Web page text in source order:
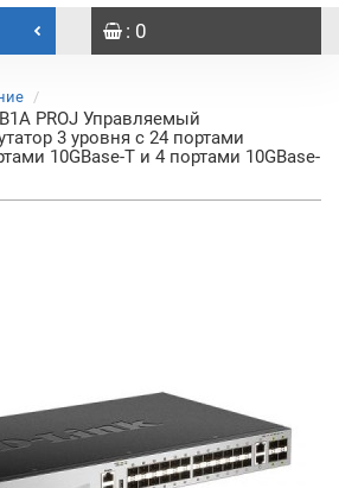
: 0
PROJ Управляемый
3 уровня с 24 портами
10GBase-T и 4 портами 10GBase-